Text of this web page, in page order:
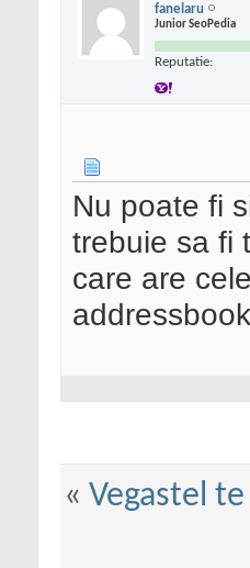
fanelaru
Junior SeoPedia
Reputatie:
Nu poate fi
trebuie sa fi
care are
« Vegastel